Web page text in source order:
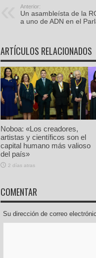
Anterior:
Un asambleísta de la
a uno de ADN en el
ARTÍCULOS RELACIONADOS
Noboa: «Los creadores,
artistas y científicos son el
capital humano más valioso
del país»
2 días atras
COMENTAR
Su dirección de correo